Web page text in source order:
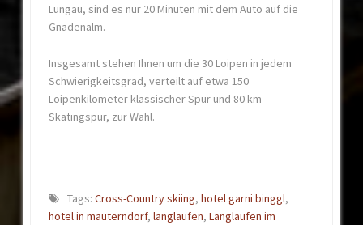
Lungau, sind es nur 20 Minuten mit dem Auto auf die
Gnadenalm.
Insgesamt stehen Ihnen um die 30 Loipen in jedem
Schwierigkeitsgrad, verteilt auf etwa 150
Loipenkilometer klassischer Spur und 80 km
Skatingspur, zur Wahl.
Tags: Cross-Country skiing, hotel garni binggl,
hotel in mauterndorf,langlaufen,Langlaufen im